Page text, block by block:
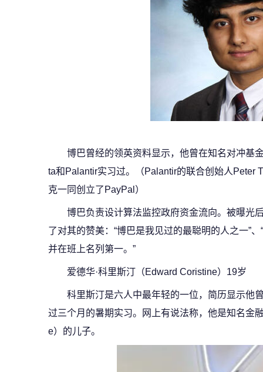
博巴曾经的领英资料显示，他曾在知名对冲基
ta和Palantir实习过。（Palantir的联合创始人Peter
克一同创立了PayPal）
博巴负责设计算法监控政府资金流向。被曝光
了对其的赞美：“博巴是我见过的最聪明的人之一”
并在班上名列第一。”
爱德华·科里斯汀（Edward Coristine）19岁
科里斯汀是六人中最年轻的一位，简历显示他
过三个月的暑期实习。网上有说法称，他是知名金
e）的儿子。